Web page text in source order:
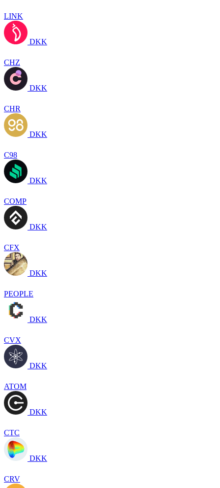
LINK
DKK
CHZ
DKK
CHR
DKK
C98
DKK
COMP
DKK
CFX
DKK
PEOPLE
DKK
CVX
DKK
ATOM
DKK
CTC
DKK
CRV